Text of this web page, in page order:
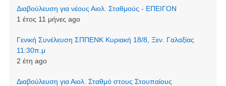
Διαβούλευση για νέους Αιολ. Σταθμούς - ΕΠΕΙΓΟΝ
1 έτος 11 μήνες ago
Γενική Συνέλευση ΣΠΠΕΝΚ Κυριακή 18/8, Ξεν. Γαλαξίας
11:30π.μ
2 έτη ago
Διαβούλευση για Αιολ. Σταθμό στους Στουπαίους